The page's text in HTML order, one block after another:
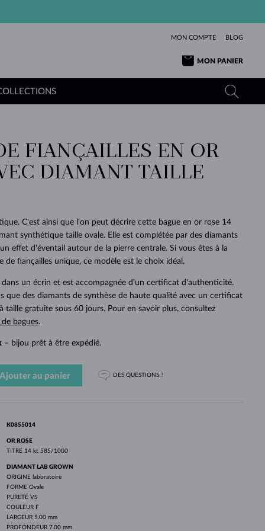
MON COMPTE BLOG
MON PANIER
DE SES
RÊVES
DÉCOUVRIR
DÉCOUVRIR
OR JAUNE
OR ROSE
BEAUTÉ
PURE
DÉCOUVRIR
TANZANITES
TOPAZES
POUR BÉBÉS
PLUS
BELLES
DÉCOUVRIR
TOURMALINES
MOLDAVITES
OR BLANC
PENDENTIFS
DÉCOUVRIR
INTEMPORELS
DÉCOUVRIR
DES
PERLES
DÉCOUVRIR
SAPHIRS
ÉMERAUDES
MARIAGE
AUTHENTIQUES
DÉCOUVRIR
BEAUTÉ
DÉCOUVRIR
EXCEPTIONNELLES
DÉCOUVRIR
FIANÇAILLES EN OR
DIAMANT TAILLE
C'est ainsi que l'on peut décrire cette bague en or rose 14
synthétique taille ovale. Elle est complétée par des diamants
effet d'éventail autour de la pierre centrale. Si vous êtes à la
de fiançailles unique, ce modèle est le choix idéal.
dans un écrin et est accompagnée d'un certificat d'authenticité.
que des diamants de synthèse de haute qualité avec un certificat
taille gratuite sous 60 jours. Pour en savoir plus, consultez
bagues.
– bijou prêt à être expédié.
Ajouter au panier DES QUESTIONS ?
K0855014
OR ROSE
TITRE 14 kt 585/1000
DIAMANT LAB GROWN
ORIGINE laboratoire
FORME Ovale
PURETÉ VS
COULEUR F
LARGEUR 5.00 mm
PROFONDEUR 7.00 mm